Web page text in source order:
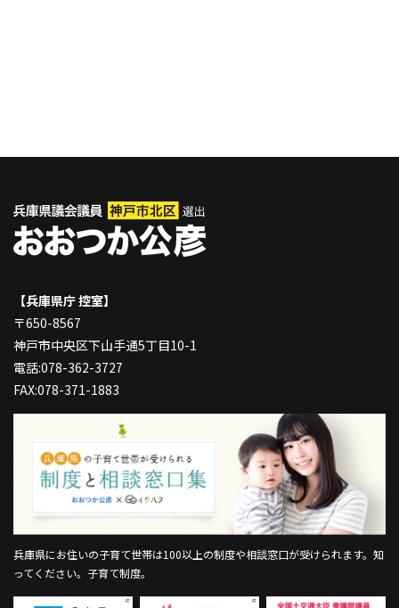
【兵庫県庁 控室】
〒650-8567
神戸市中央区下山手通5丁目10-1
電話:078-362-3727
FAX:078-371-1883
兵庫県にお住いの子育て世帯は100以上の制度や相談窓口が受けられます。 知
ってください。子育て制度。